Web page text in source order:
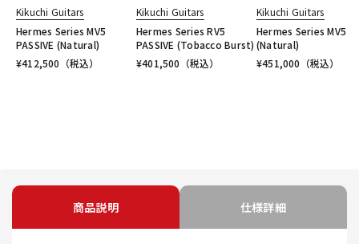
Kikuchi Guitars
Hermes Series MV5
PASSIVE (Natural)
¥412,500 （税込）
Kikuchi Guitars
Hermes Series RV5
PASSIVE (Tobacco Burst)
¥401,500 （税込）
Kikuchi Guitars
Hermes Series MV5
(Natural)
¥451,000 （税込）
商品説明 仕様詳細